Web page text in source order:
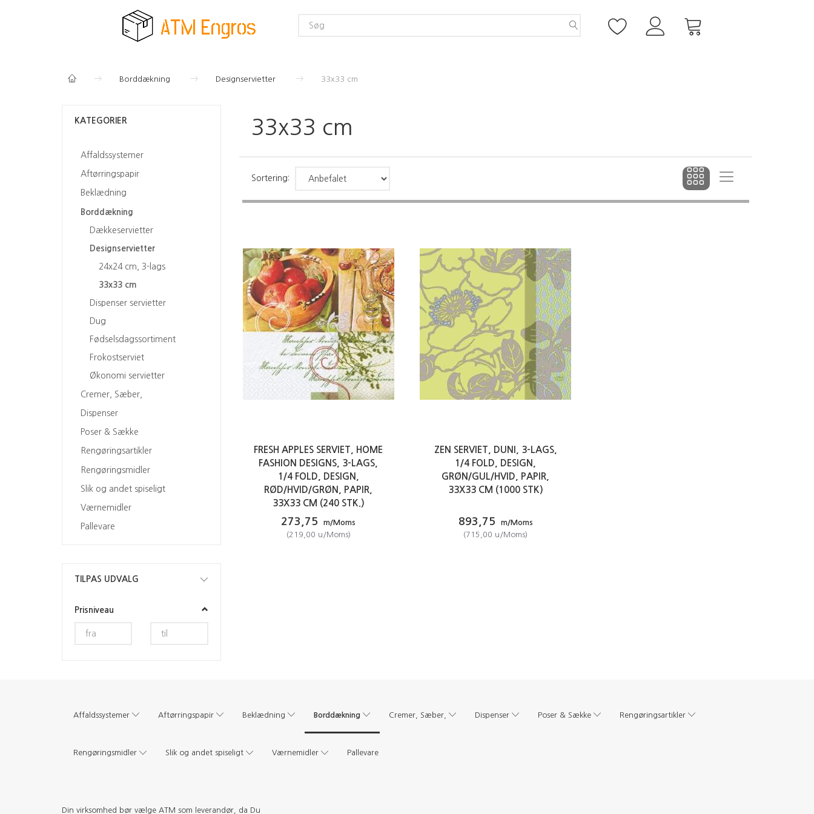
Borddækning Designservietter 33x33 cm
KATEGORIER
Affaldssystemer
Aftørringspapir
Beklædning
Borddækning
Dækkeservietter
Designservietter
24x24 cm, 3-lags
33x33 cm
Dispenser servietter
Dug
Fødselsdagssortiment
Frokostserviet
Økonomi servietter
Cremer, Sæber,
Dispenser
Poser & Sække
Rengøringsartikler
Rengøringsmidler
Slik og andet spiseligt
Værnemidler
Pallevare
TILPAS UDVALG
Prisniveau
33x33 cm
Sortering:
FRESH APPLES SERVIET, HOME
FASHION DESIGNS, 3-LAGS,
1/4 FOLD, DESIGN,
RØD/HVID/GRØN, PAPIR,
33X33 CM (240 STK.)
273,75
m/Moms
(219,00 u/Moms)
ZEN SERVIET, DUNI, 3-LAGS,
1/4 FOLD, DESIGN,
GRØN/GUL/HVID, PAPIR,
33X33 CM (1000 STK)
893,75
m/Moms
(715,00 u/Moms)
Affaldssystemer Aftørringspapir Beklædning Borddækning Cremer, Sæber, Dispenser Poser & Sække Rengøringsartikler
Rengøringsmidler Slik og andet spiseligt Værnemidler Pallevare
Din virksomhed bør vælge ATM som leverandør, da Du